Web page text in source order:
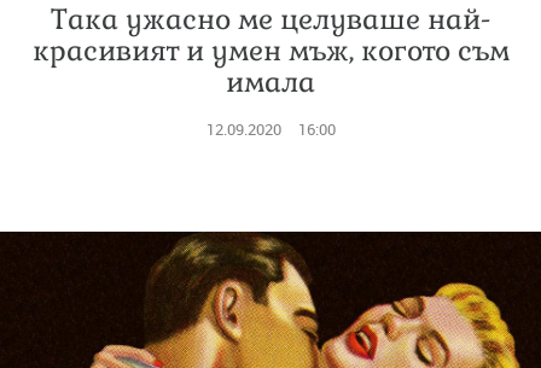
Така ужасно ме целуваше най-
красивият и умен мъж, когото съм
имала
12.09.2020 16:00